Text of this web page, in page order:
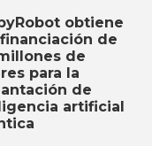
obtiene
de
de
para la
de
artificial